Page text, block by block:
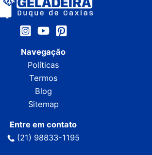
Navegação
Políticas
Termos
Blog
Sitemap
Entre em contato
(21) 98833-1195